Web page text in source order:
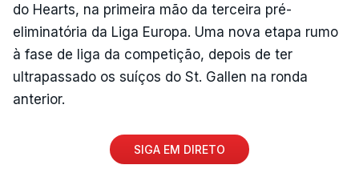
do Hearts, na primeira mão da terceira pré-
eliminatória da Liga Europa. Uma nova etapa rumo
à fase de liga da competição, depois de ter
ultrapassado os suíços do St. Gallen na ronda
anterior.
SIGA EM DIRETO